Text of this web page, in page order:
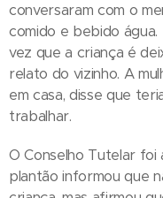
conversaram com o
comido e bebido
vez que a criança é
relato do vizinho. A
em casa, disse que
trabalhar.
O Conselho Tutelar foi
plantão informou que